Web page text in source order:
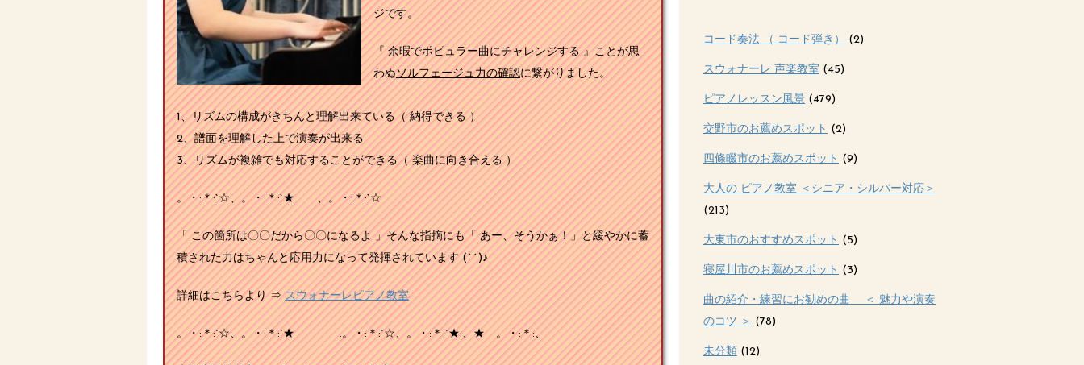
ジです。
『 余暇でポピュラー曲にチャレンジする 』ことが思
わぬソルフェージュ力の確認に繋がりました。
1、リズムの構成がきちんと理解出来ている（ 納得できる ）
2、譜面を理解した上で演奏が出来る
3、リズムが複雑でも対応することができる（ 楽曲に向き合える ）
。・:＊:`☆、。・:＊:`★ 、。・:＊:`☆
「 この箇所は〇〇だから〇〇になるよ 」そんな指摘にも「 あー、そうかぁ！」と緩やかに蓄
積された力はちゃんと応用力になって発揮されています (^^)♪
詳細はこちらより ⇒スウォナーレピアノ教室
。・:＊:`☆、。・:＊:`★ .。・:＊:`☆、。・:＊:`★:、★ 。・:＊:、
コード奏法 （ コード弾き） (2)
スウォナーレ 声楽教室 (45)
ピアノレッスン風景 (479)
交野市のお薦めスポット (2)
四條畷市のお薦めスポット (9)
大人の ピアノ教室 ＜シニア・シルバー対応＞
(213)
大東市のおすすめスポット (5)
寝屋川市のお薦めスポット (3)
曲の紹介・練習にお勧めの曲 ＜ 魅力や演奏
のコツ ＞ (78)
未分類 (12)